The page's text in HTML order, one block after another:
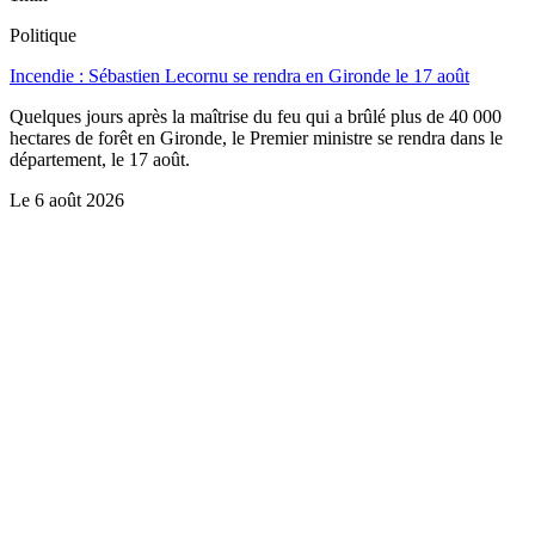
Politique
Incendie : Sébastien Lecornu se rendra en Gironde le 17 août
Quelques jours après la maîtrise du feu qui a brûlé plus de 40 000
hectares de forêt en Gironde, le Premier ministre se rendra dans le
département, le 17 août.
Le 6 août 2026